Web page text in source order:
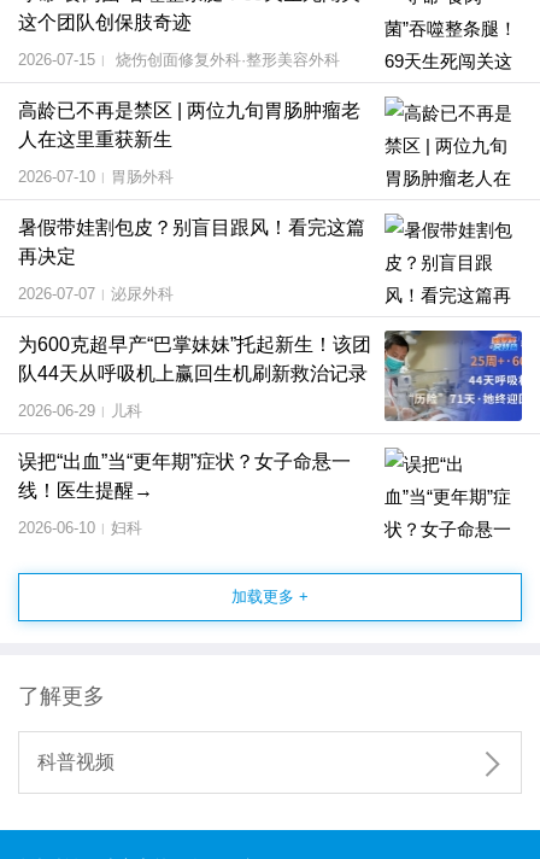
这个团队创保肢奇迹
2026-07-15 | 烧伤创面修复外科·整形美容外科
高龄已不再是禁区 | 两位九旬胃肠肿瘤老
人在这里重获新生
2026-07-10 | 胃肠外科
暑假带娃割包皮？别盲目跟风！看完这篇
再决定
2026-07-07 | 泌尿外科
为600克超早产“巴掌妹妹”托起新生！该团
队44天从呼吸机上赢回生机刷新救治记录
2026-06-29 | 儿科
误把“出血”当“更年期”症状？女子命悬一
线！医生提醒→
2026-06-10 | 妇科
加载更多 +
了解更多
科普视频 